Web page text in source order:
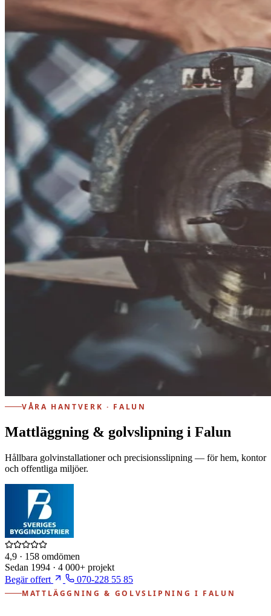
VÅRA HANTVERK · FALUN
Mattläggning & golvslipning i Falun
Hållbara golvinstallationer och precisionsslipning — för hem, kontor
och offentliga miljöer.
4,9 · 158 omdömen
Sedan 1994 · 4 000+ projekt
Begär offert
070-228 55 85
MATTLÄGGNING & GOLVSLIPNING I FALUN